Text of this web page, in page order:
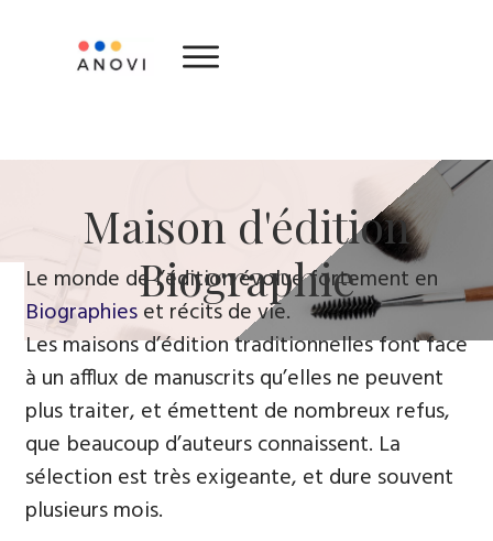
Maison d'édition
Biographie
Le monde de l’édition évolue fortement en
Biographieset récits de vie.
Les maisons d’édition traditionnelles font face
à un afflux de manuscrits qu’elles ne peuvent
plus traiter, et émettent de nombreux refus,
que beaucoup d’auteurs connaissent. La
sélection est très exigeante, et dure souvent
plusieurs mois.